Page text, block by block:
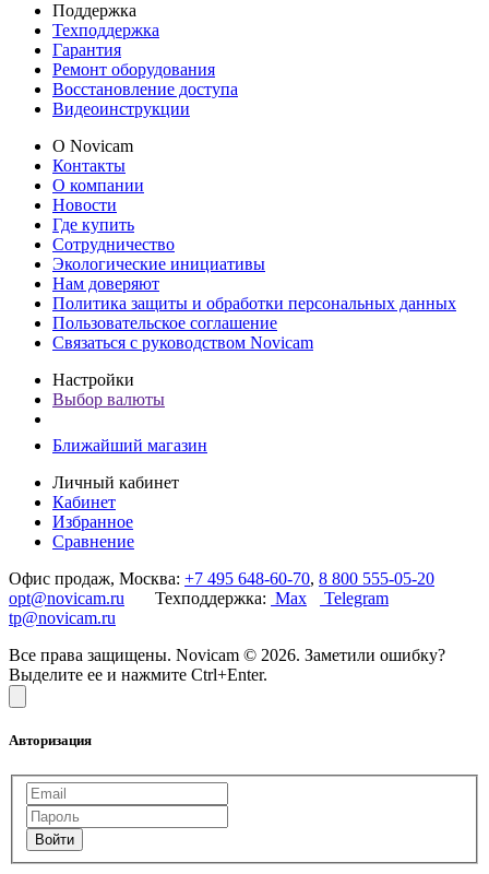
Поддержка
Техподдержка
Гарантия
Ремонт оборудования
Восстановление доступа
Видеоинструкции
О Novicam
Контакты
О компании
Новости
Где купить
Сотрудничество
Экологические инициативы
Нам доверяют
Политика защиты и обработки персональных данных
Пользовательское соглашение
Связаться с руководством Novicam
Настройки
Выбор валюты
Ближайший магазин
Личный кабинет
Кабинет
Избранное
Сравнение
Офис продаж, Москва: +7 495 648-60-70, 8 800 555-05-20
opt@novicam.ru Техподдержка: Max
Telegram
tp@novicam.ru
Все права защищены. Novicam © 2026. Заметили ошибку?
Выделите ее и нажмите Ctrl+Enter.
Авторизация